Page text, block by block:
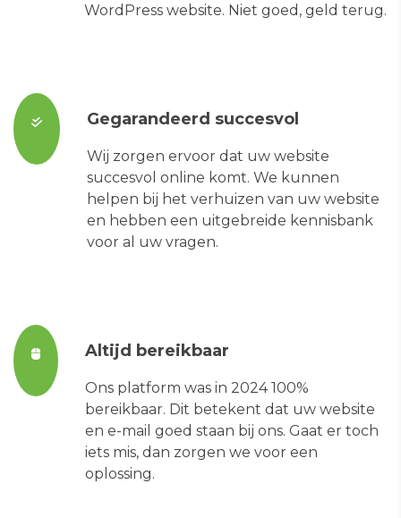
WordPress website. Niet goed, geld terug.
Gegarandeerd succesvol
Wij zorgen ervoor dat uw website
succesvol online komt. We kunnen
helpen bij het verhuizen van uw website
en hebben een uitgebreide kennisbank
voor al uw vragen.
Altijd bereikbaar
Ons platform was in 2024 100%
bereikbaar. Dit betekent dat uw website
en e-mail goed staan bij ons. Gaat er toch
iets mis, dan zorgen we voor een
oplossing.